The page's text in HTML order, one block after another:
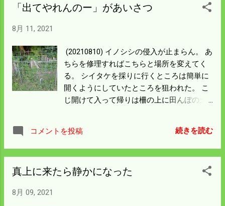
れたので動画を撮った。 録画を開始してい
いた。 今度からチャンと撮ることにしよ
う。 帰り道だいぶ前に親は捕獲したが取り
逃がした3匹兄弟に出会った。 一匹弱って
いたので石を投げたがボール判定で逃げら
れた。 明日は小さな罠を仕掛けることにし
らなくなった。 比和は涼しくて過ごしやす
「出てやれんのー」があいさつ
8月 11, 2021
(20210810) イノシシの侵入が止まらん。 あ
ちらを修理すればこちらと場所を変えてく
る。 シイタケを採りに行くところは簡単に
開くようにしていたところを狙われた。 こ
じ開けて入って帰りは柵の上に田んぼの土
高くした。 固定できないから 高い所は観音
開きで開けるようにし真ん中をシャックル
んぼを隅々までみないとどこから入ったか
コメントを投稿 続きを読む
真上に来たら静かになった
8月 09, 2021